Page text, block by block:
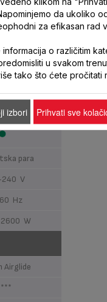
min
g/min
para
V
Hz
W
Airglide
da ukoliko
za efikasan rad
informacija o različitim
u svakom
tako što ćete pročitati
izbori Prihvati sve